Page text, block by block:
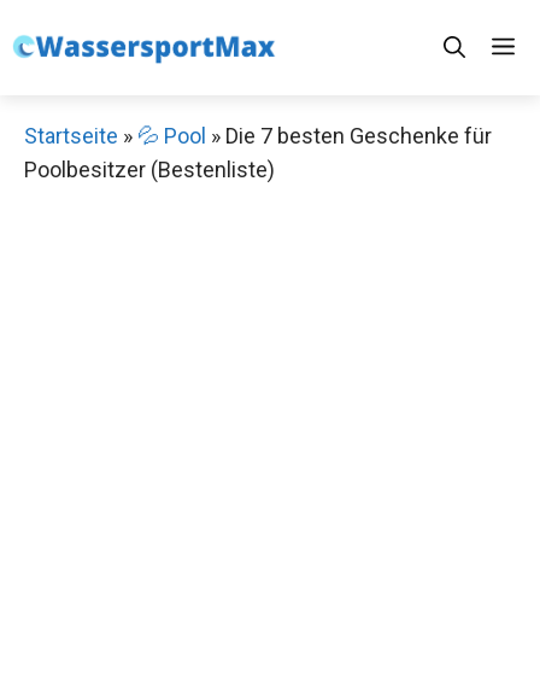
Inhalt
Startseite » 💦 Pool » Die 7 besten Geschenke für
Poolbesitzer (Bestenliste)